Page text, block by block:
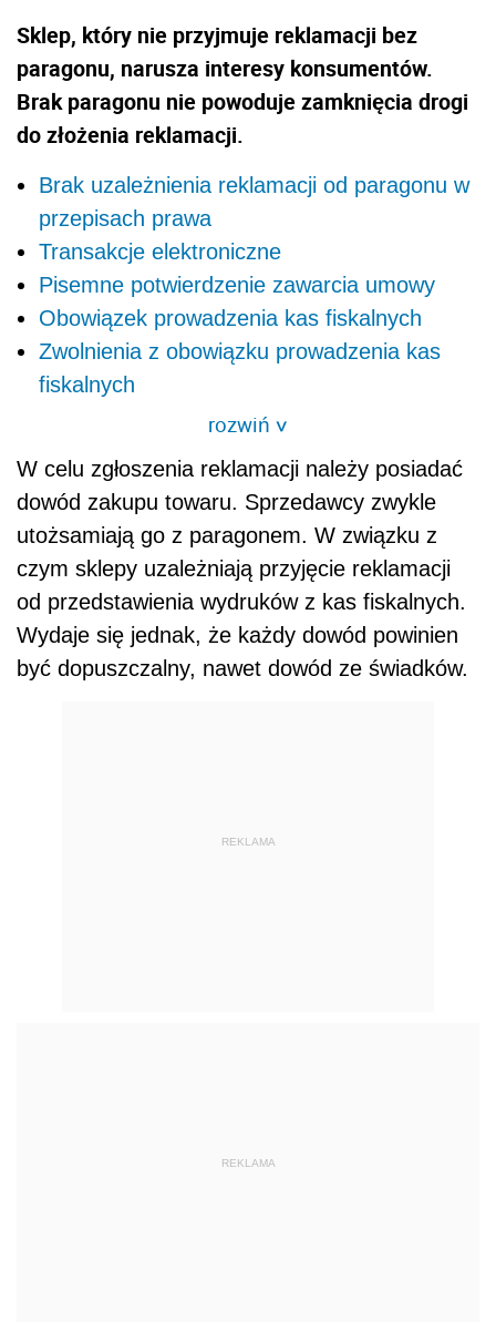
Sklep, który nie przyjmuje reklamacji bez
paragonu, narusza interesy konsumentów.
Brak paragonu nie powoduje zamknięcia drogi
do złożenia reklamacji.
Brak uzależnienia reklamacji od paragonu w
przepisach prawa
Transakcje elektroniczne
Pisemne potwierdzenie zawarcia umowy
Obowiązek prowadzenia kas fiskalnych
Zwolnienia z obowiązku prowadzenia kas
fiskalnych
rozwiń>
W celu zgłoszenia reklamacji należy posiadać
dowód zakupu towaru. Sprzedawcy zwykle
utożsamiają go z paragonem. W związku z
czym sklepy uzależniają przyjęcie reklamacji
od przedstawienia wydruków z kas fiskalnych.
Wydaje się jednak, że każdy dowód powinien
być dopuszczalny, nawet dowód ze świadków.
REKLAMA
REKLAMA